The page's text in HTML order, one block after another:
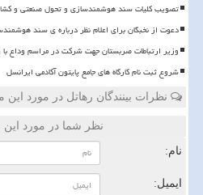
تصویب کلیات سند هوشمندسازی و تحول صنعتی و
دعوت از نخبگان برای اعلام نظر درباره ی سند
وزیر ارتباطات صربستان جهت شرکت در مراسم وداع
شروع ثبت نام کارگاه های جامع پایتون آکادمی ایرانسل
نظرات بینندگان رهاتل در مورد
نظر شما در مورد
نام:
ایمیل: